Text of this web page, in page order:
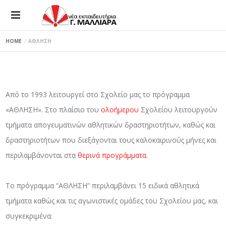
HOME ΑΘΛΗΣΗ
Από το 1993 λειτουργεί στο Σχολείο μας το πρόγραμμα
«ΑΘΛΗΣΗ». Στο πλαίσιο τουολοήμερου Σχολείου λειτουργούν
τμήματα απογευματινών αθλητικών δραστηριοτήτων, καθώς και
δραστηριοτήτων που διεξάγονται τους καλοκαιρινούς μήνες και
περιλαμβάνονται σταθερινά προγράμματα.
Το πρόγραμμα “ΑΘΛΗΣΗ” περιλαμβάνει 15 ειδικά αθλητικά
τμήματα καθώς και τις αγωνιστικές ομάδες του Σχολείου μας, και
συγκεκριμένα: